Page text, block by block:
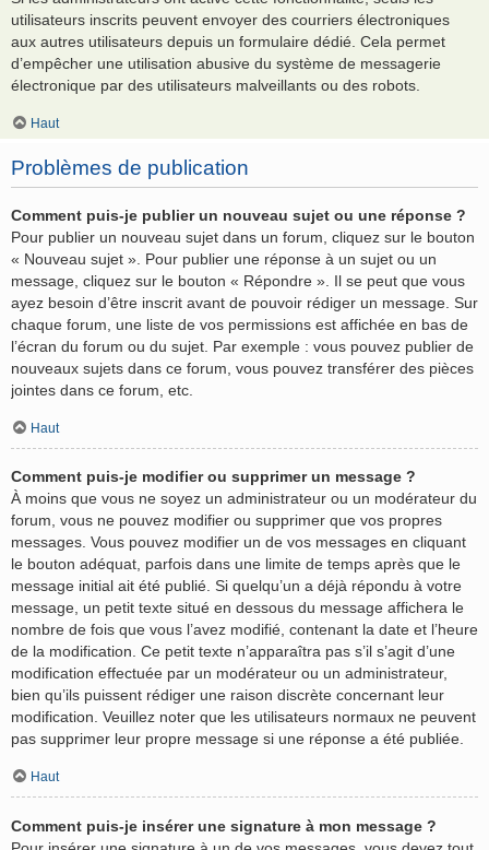
utilisateurs inscrits peuvent envoyer des courriers électroniques
aux autres utilisateurs depuis un formulaire dédié. Cela permet
d’empêcher une utilisation abusive du système de messagerie
électronique par des utilisateurs malveillants ou des robots.
Haut
Problèmes de publication
Comment puis-je publier un nouveau sujet ou une réponse ?
Pour publier un nouveau sujet dans un forum, cliquez sur le bouton
« Nouveau sujet ». Pour publier une réponse à un sujet ou un
message, cliquez sur le bouton « Répondre ». Il se peut que vous
ayez besoin d’être inscrit avant de pouvoir rédiger un message. Sur
chaque forum, une liste de vos permissions est affichée en bas de
l’écran du forum ou du sujet. Par exemple : vous pouvez publier de
nouveaux sujets dans ce forum, vous pouvez transférer des pièces
jointes dans ce forum, etc.
Haut
Comment puis-je modifier ou supprimer un message ?
À moins que vous ne soyez un administrateur ou un modérateur du
forum, vous ne pouvez modifier ou supprimer que vos propres
messages. Vous pouvez modifier un de vos messages en cliquant
le bouton adéquat, parfois dans une limite de temps après que le
message initial ait été publié. Si quelqu’un a déjà répondu à votre
message, un petit texte situé en dessous du message affichera le
nombre de fois que vous l’avez modifié, contenant la date et l’heure
de la modification. Ce petit texte n’apparaîtra pas s’il s’agit d’une
modification effectuée par un modérateur ou un administrateur,
bien qu’ils puissent rédiger une raison discrète concernant leur
modification. Veuillez noter que les utilisateurs normaux ne peuvent
pas supprimer leur propre message si une réponse a été publiée.
Haut
Comment puis-je insérer une signature à mon message ?